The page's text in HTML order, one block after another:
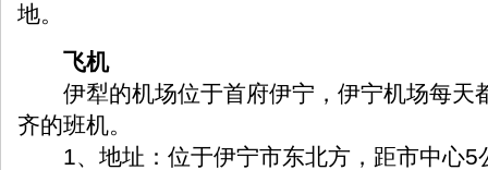
地。
飞机
伊犁的机场位于首府伊宁，伊宁机场每天
齐的班机。
1、地址：位于伊宁市东北方，距市中心5